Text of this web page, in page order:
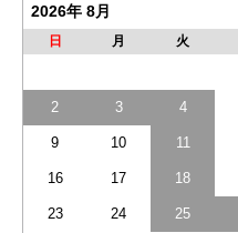
2026年 8月
日 月 火
2 3 4
9 10 11
16 17 18
23 24 25